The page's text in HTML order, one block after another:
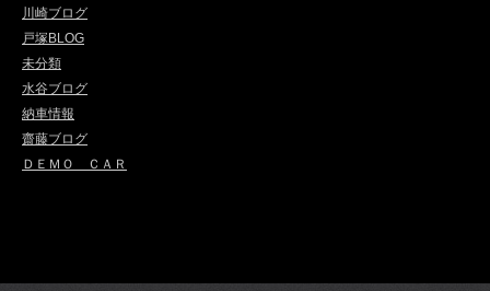
川崎ブログ
戸塚BLOG
未分類
水谷ブログ
納車情報
齋藤ブログ
ＤＥＭＯ ＣＡＲ